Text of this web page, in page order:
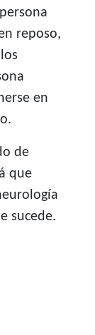
reposo,
en
de
que
sucede.